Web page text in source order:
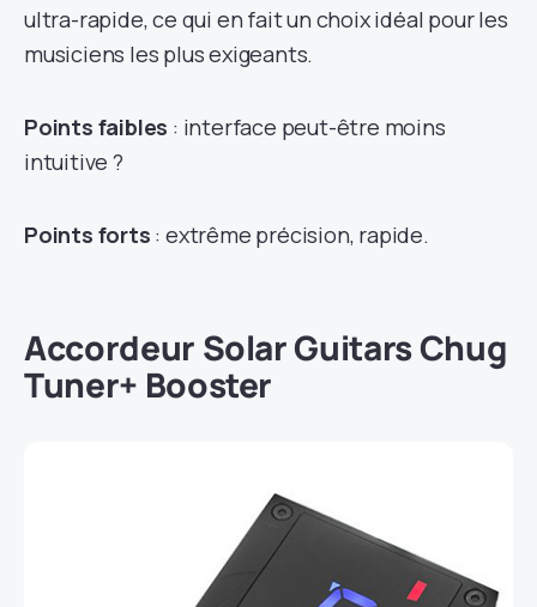
ultra-rapide, ce qui en fait un choix idéal pour les
musiciens les plus exigeants.
Points faibles : interface peut-être moins
intuitive ?
Points forts : extrême précision, rapide.
Accordeur Solar Guitars Chug
Tuner+ Booster